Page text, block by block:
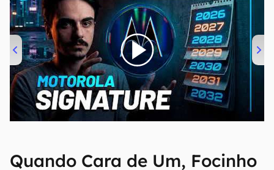
00:00/20:46
Quando Cara de Um, Focinho